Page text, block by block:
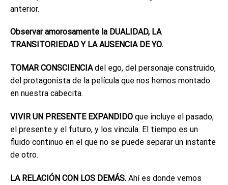
anterior.
Observar amorosamente la DUALIDAD, LA
TRANSITORIEDAD Y LA AUSENCIA DE YO.
TOMAR CONSCIENCIAdel ego, del personaje construido,
del protagonista de la película que nos hemos montado
en nuestra cabecita.
VIVIR UN PRESENTE EXPANDIDO que incluye el pasado,
el presente y el futuro, y los vincula. El tiempo es un
fluido continuo en el que no se puede separar un instante
de otro.
LA RELACIÓN CON LOS DEMÁS. Ahí es donde vemos